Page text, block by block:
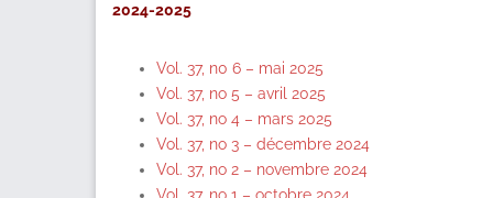
2024-2025
Vol. 37, n0 6 – mai 2025
Vol. 37, no 5 – avril 2025
Vol. 37, no 4 – mars 2025
Vol. 37, no 3 – décembre 2024
Vol. 37, no 2 – novembre 2024